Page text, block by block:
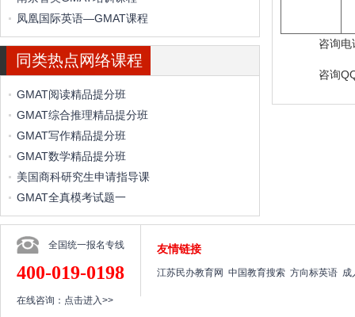
凤凰国际英语—GMAT课程
同类热点网络课程
GMAT阅读精品提分班
GMAT综合推理精品提分班
GMAT写作精品提分班
GMAT数学精品提分班
美国商科研究生申请指导课
GMAT全真模考试题一
咨询
咨询
全国统一报名专线
400-019-0198
在线咨询： 点击进入>>
友情链接
江苏民办教育网 中国教育搜索 方向标英语 成